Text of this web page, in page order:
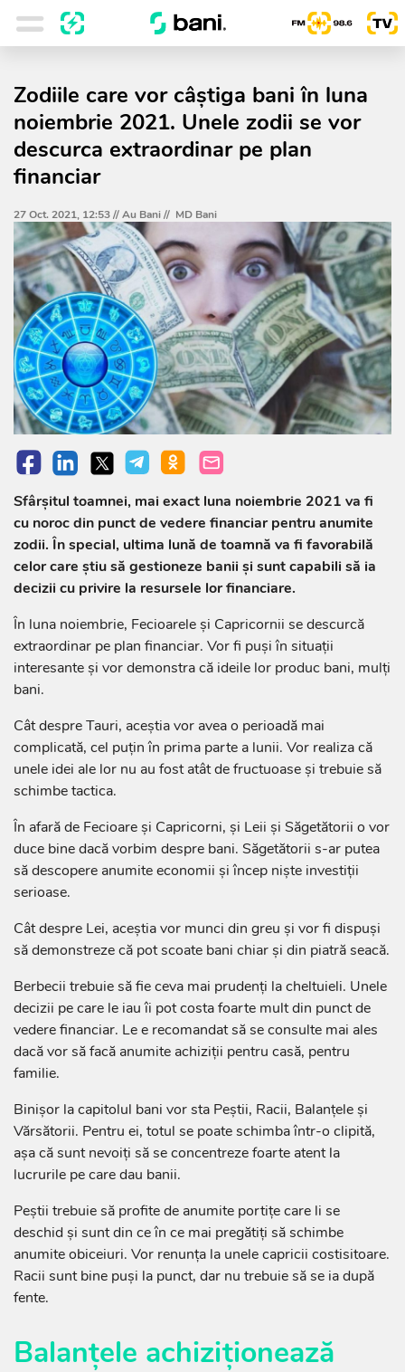
Zodiile care vor câştiga bani în luna
noiembrie 2021. Unele zodii se vor
descurca extraordinar pe plan
financiar
27 Oct. 2021, 12:53 //Au Bani// MD Bani
Sfârșitul toamnei, mai exact luna noiembrie 2021 va fi
cu noroc din punct de vedere financiar pentru anumite
zodii. În special, ultima lună de toamnă va fi favorabilă
celor care știu să gestioneze banii și sunt capabili să ia
decizii cu privire la resursele lor financiare.
În luna noiembrie, Fecioarele și Capricornii se descurcă
extraordinar pe plan financiar. Vor fi puși în situații
interesante și vor demonstra că ideile lor produc bani, mulți
bani.
Cât despre Tauri, aceștia vor avea o perioadă mai
complicată, cel puțin în prima parte a lunii. Vor realiza că
unele idei ale lor nu au fost atât de fructuoase și trebuie să
schimbe tactica.
În afară de Fecioare și Capricorni, și Leii și Săgetătorii o vor
duce bine dacă vorbim despre bani. Săgetătorii s-ar putea
să descopere anumite economii și încep niște investiții
serioase.
Cât despre Lei, aceștia vor munci din greu și vor fi dispuși
să demonstreze că pot scoate bani chiar și din piatră seacă.
Berbecii trebuie să fie ceva mai prudenți la cheltuieli. Unele
decizii pe care le iau îi pot costa foarte mult din punct de
vedere financiar. Le e recomandat să se consulte mai ales
dacă vor să facă anumite achiziții pentru casă, pentru
familie.
Binișor la capitolul bani vor sta Peștii, Racii, Balanțele și
Vărsătorii. Pentru ei, totul se poate schimba într-o clipită,
așa că sunt nevoiți să se concentreze foarte atent la
lucrurile pe care dau banii.
Peștii trebuie să profite de anumite portițe care li se
deschid și sunt din ce în ce mai pregătiți să schimbe
anumite obiceiuri. Vor renunța la unele capricii costisitoare.
Racii sunt bine puși la punct, dar nu trebuie să se ia după
fente.
Balanțele achiziționează